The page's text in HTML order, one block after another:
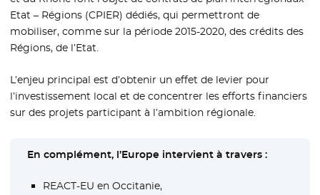
Etat – Régions (CPIER) dédiés, qui permettront de
mobiliser, comme sur la période 2015-2020, des crédits des
Régions, de l’Etat.
L’enjeu principal est d’obtenir un effet de levier pour
l’investissement local et de concentrer les efforts financiers
sur des projets participant à l’ambition régionale.
En complément, l’Europe intervient à travers :
REACT-EU en Occitanie,